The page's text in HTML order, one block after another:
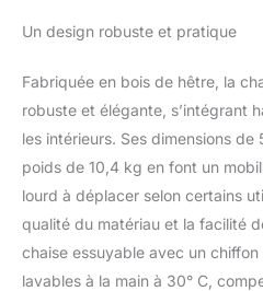
avec
de
Un design robuste et pratique
Fabriquée en bois de hêtre, la
robuste et élégante, s’intégrant
les intérieurs. Ses dimensions
poids de 10,4 kg en font un
lourd à déplacer selon certains
qualité du matériau et la facilité
chaise essuyable avec un
lavables à la main à 30° C,